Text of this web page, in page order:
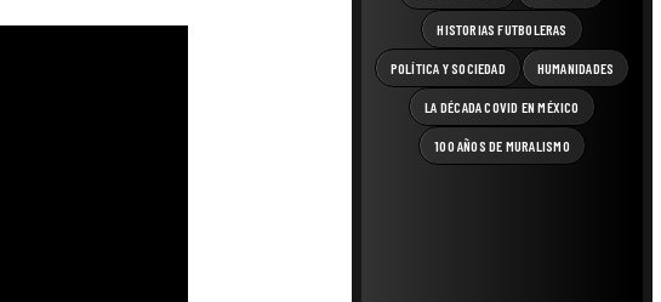
HISTORIAS FUTBOLERAS
POLÍTICA Y SOCIEDAD HUMANIDADES
LA DÉCADA COVID EN MÉXICO
100 AÑOS DE MURALISMO